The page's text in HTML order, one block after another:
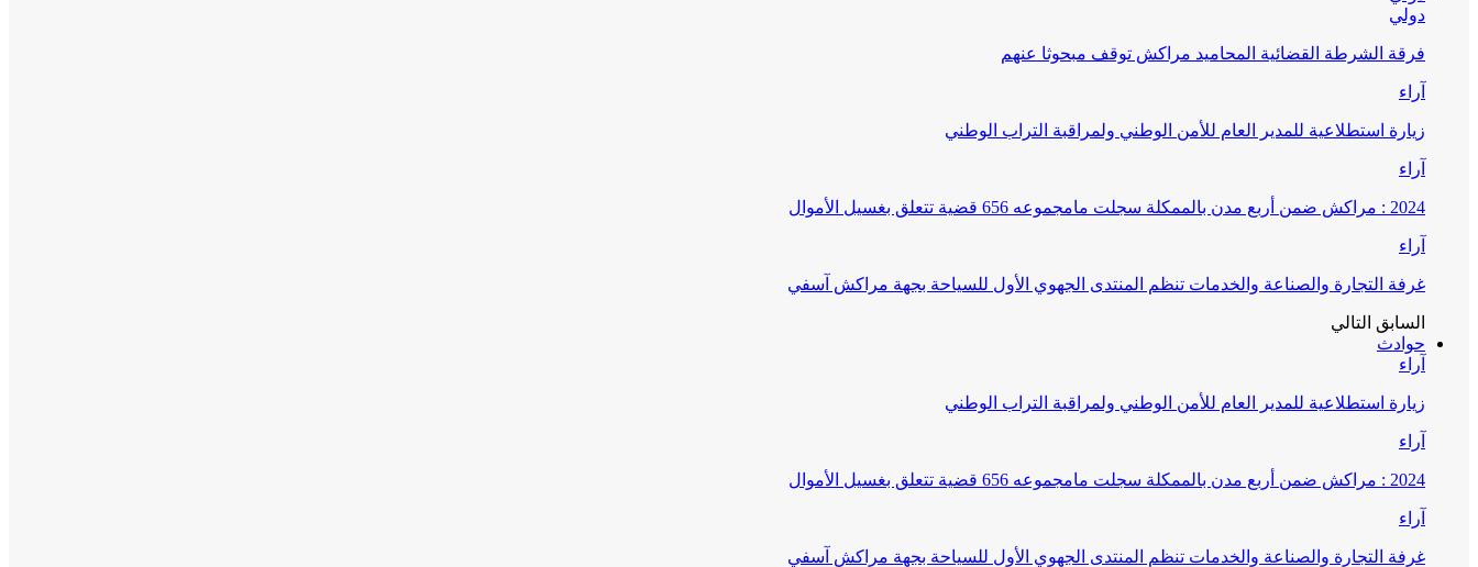
دولي
فرقة الشرطة القضائية المحاميد مراكش توقف مبحوثا عنهم
آراء
زيارة استطلاعية للمدير العام للأمن الوطني ولمراقبة التراب الوطني
آراء
2024 : مراكش ضمن أربع مدن بالممكلة سجلت مامجموعه 656 قضية تتعلق بغسيل الأموال
آراء
غرفة التجارة والصناعة والخدمات تنظم المنتدى الجهوي الأول للسياحة بجهة مراكش آسفي
السابق التالي
حوادث
آراء
زيارة استطلاعية للمدير العام للأمن الوطني ولمراقبة التراب الوطني
آراء
2024 : مراكش ضمن أربع مدن بالممكلة سجلت مامجموعه 656 قضية تتعلق بغسيل الأموال
آراء
غرفة التجارة والصناعة والخدمات تنظم المنتدى الجهوي الأول للسياحة بجهة مراكش آسفي